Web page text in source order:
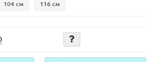
104 см 116 см